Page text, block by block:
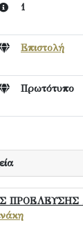
1
Επιστολή
Πρωτότυπο
ΠΡΟΕΛΕΥΣΗΣ